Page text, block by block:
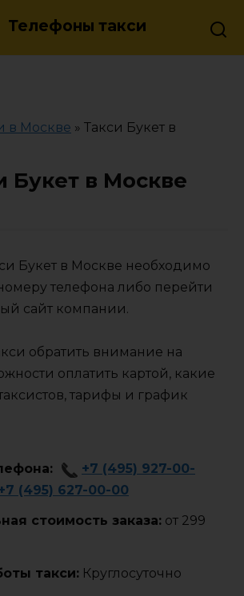
Телефоны такси
в Москве » Такси Букет в
Букет в Москве
Букет в Москве необходимо
телефона либо перейти
сайт компании.
обратить внимание на
оплатить картой, какие
тарифы и график
+7 (495) 927-00-
(495) 627-00-00
стоимость заказа: от 299
такси: Круглосуточно